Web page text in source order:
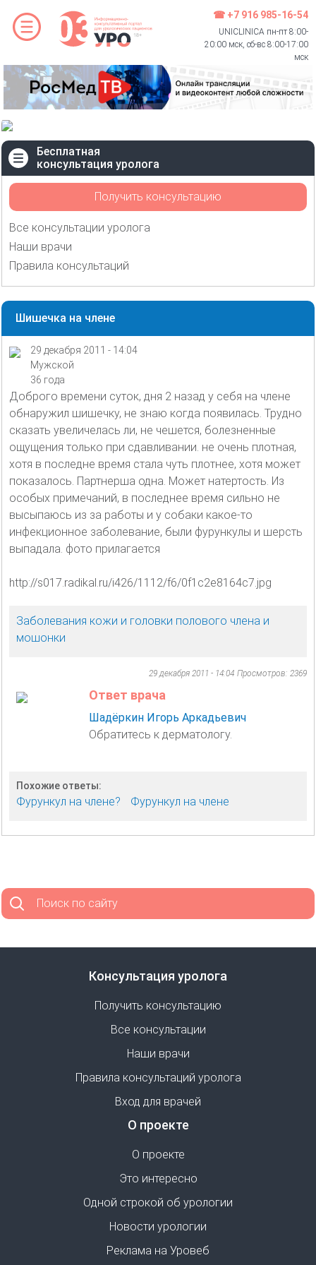
☎ +7 916 985-16-54
UNICLINICA пн-пт 8:00-
20:00 мск, сб-вс 8:00-17:00
мск
Бесплатная
консультация уролога
Получить консультацию
Все консультации уролога
Наши врачи
Правила консультаций
Шишечка на члене
29 декабря 2011 - 14:04
Мужской
36 года
Доброго времени суток, дня 2 назад у себя на члене
обнаружил шишечку, не знаю когда появилась. Трудно
сказать увеличелась ли, не чешется, болезненные
ощущения только при сдавливании. не очень плотная,
хотя в последне время стала чуть плотнее, хотя может
показалось. Партнерша одна. Может натертость. Из
особых примечаний, в последнее время сильно не
высыпаюсь из за работы и у собаки какое-то
инфекционное заболевание, были фурункулы и шерсть
выпадала. фото прилагается
http://s017.radikal.ru/i426/1112/f6/0f1c2e8164c7.jpg
Заболевания кожи и головки полового члена и
мошонки
29 декабря 2011 - 14:04 Просмотров: 2369
Ответ врача
Шадёркин Игорь Аркадьевич
Обратитесь к дерматологу.
Похожие ответы:
Фурункул на члене? Фурункул на члене
Поиск по сайту
Консультация уролога
Получить консультацию
Все консультации
Наши врачи
Правила консультаций уролога
Вход для врачей
О проекте
О проекте
Это интересно
Одной строкой об урологии
Новости урологии
Реклама на Уровеб